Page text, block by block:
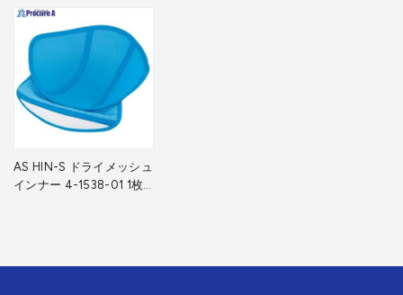
AS HIN-S ドライメッシュ
インナー 4-1538-01 1枚